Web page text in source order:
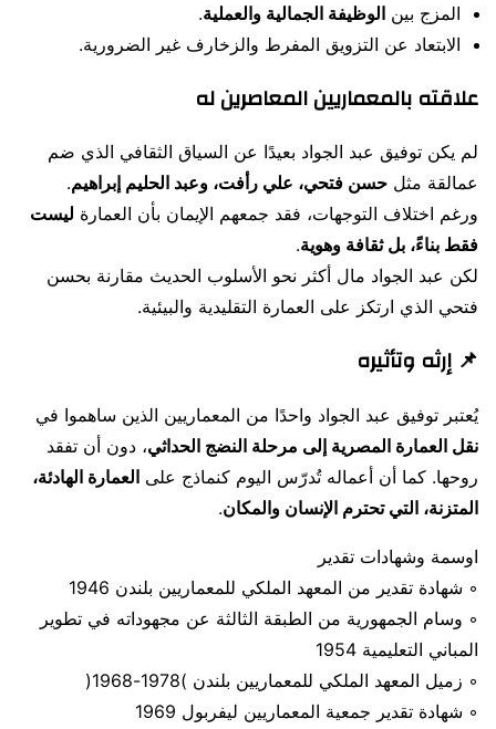
المزج بين الوظيفة الجمالية والعملية.
الابتعاد عن التزويق المفرط والزخارف غير الضرورية.
علاقته بالمعماريين المعاصرين له
لم يكن توفيق عبد الجواد بعيدًا عن السياق الثقافي الذي ضم
عمالقة مثل حسن فتحي، علي رأفت، وعبد الحليم إبراهيم.
ورغم اختلاف التوجهات، فقد جمعهم الإيمان بأن العمارة ليست
فقط بناءً، بل ثقافة وهوية.
لكن عبد الجواد مال أكثر نحو الأسلوب الحديث مقارنة بحسن
فتحي الذي ارتكز على العمارة التقليدية والبيئية.
📌 إرثه وتأثيره
يُعتبر توفيق عبد الجواد واحدًا من المعماريين الذين ساهموا في
نقل العمارة المصرية إلى مرحلة النضج الحداثي، دون أن تفقد
روحها. كما أن أعماله تُدرّس اليوم كنماذج على العمارة الهادئة،
المتزنة، التي تحترم الإنسان والمكان.
اوسمة وشهادات تقدير
◦ شهادة تقدير من المعهد الملكي للمعماريين بلندن 1946
◦ وسام الجمهورية من الطبقة الثالثة عن مجهوداته في تطوير
المباني التعليمية 1954
◦ زميل المعهد الملكي للمعماريين بلندن )1978-1968(
◦ شهادة تقدير جمعية المعماريين ليفربول 1969